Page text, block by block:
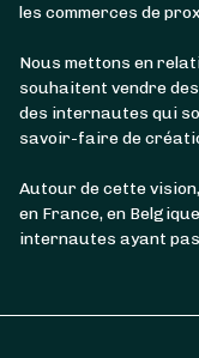
les commerces de
Nous mettons en
souhaitent vendre
des internautes qui
savoir-faire de
Autour de cette
en France, en
internautes ayant